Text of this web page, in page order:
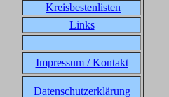
Kreisbestenlisten
Links
Impressum / Kontakt
Datenschutzerklärung